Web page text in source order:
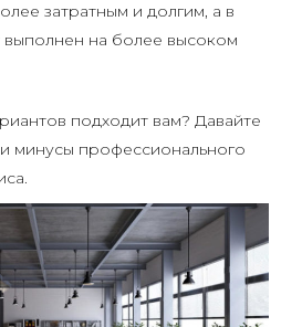
затратным и долгим, а в
выполнен на более высоком
подходит вам? Давайте
минусы профессионального